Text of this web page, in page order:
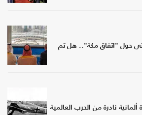
حول "اتفاق مكة".. هل تم
ألمانية نادرة من الحرب العالمية